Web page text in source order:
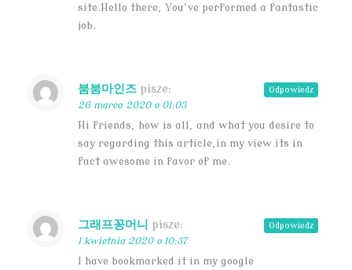
site.Hello there, You’ve performed a fantastic
job.
붐붐마인즈 pisze:
26 marca 2020 o 01:03
Hi friends, how is all, and what you desire to
say regarding this article,in my view its in
fact awesome in favor of me.
Odpowiedz
그래프꽁머니 pisze:
1 kwietnia 2020 o 10:37
I have bookmarked it in my google
Odpowiedz